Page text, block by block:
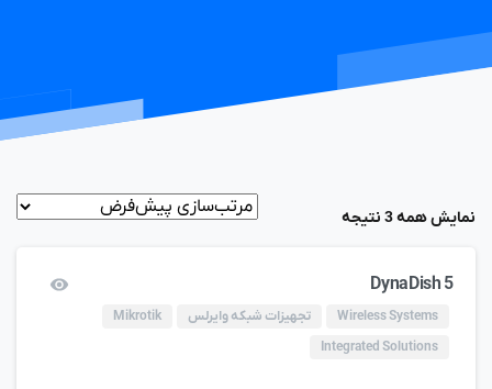
نمایش همه 3 نتیجه
DynaDish 5
Wireless Systems تجهیزات شبکه وایرلس
Mikrotik
Integrated Solutions